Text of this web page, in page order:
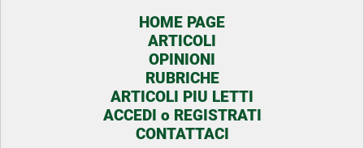
HOME PAGE
ARTICOLI
OPINIONI
RUBRICHE
ARTICOLI PIU LETTI
ACCEDI o REGISTRATI
CONTATTACI